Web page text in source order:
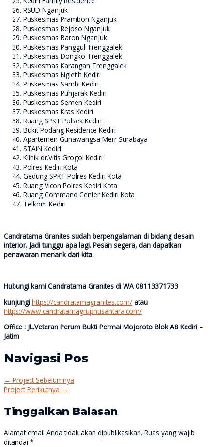
RSUD Nganjuk
Puskesmas Prambon Nganjuk
Puskesmas Rejoso Nganjuk
Puskesmas Baron Nganjuk
Puskesmas Panggul Trenggalek
Puskesmas Dongko Trenggalek
Puskesmas Karangan Trenggalek
Puskesmas Ngletih Kediri
Puskesmas Sambi Kediri
Puskesmas Puhjarak Kediri
Puskesmas Semen Kediri
Puskesmas Kras Kediri
Ruang SPKT Polsek Kediri
Bukit Podang Residence Kediri
Apartemen Gunawangsa Merr Surabaya
STAIN Kediri
Klinik dr.Vitis Grogol Kediri
Polres Kediri Kota
Gedung SPKT Polres Kediri Kota
Ruang Vicon Polres Kediri Kota
Ruang Command Center Kediri Kota
Telkom Kediri
Candratama Granites sudah berpengalaman di bidang desain
interior. Jadi tunggu apa lagi. Pesan segera, dan dapatkan
penawaran menarik dari kita.
Hubungi kami Candratama Granites di WA 08113371733
kunjungi https://candratamagranites.com/ atau
https://www.candratamagrupnusantara.com/
Office : JL.Veteran Perum Bukti Permai Mojoroto Blok A8 Kediri –
Jatim
Navigasi Pos
← Project Sebelumnya
Project Berikutnya →
Tinggalkan Balasan
Alamat email Anda tidak akan dipublikasikan. Ruas yang wajib
ditandai *